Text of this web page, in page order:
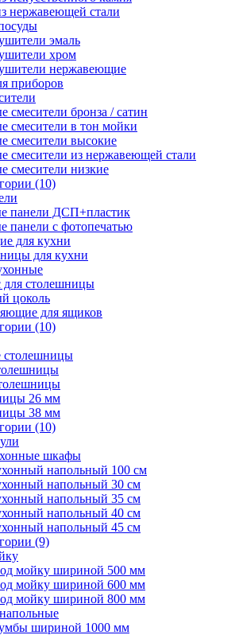
нержавеющей стали
эмаль
хром
нержавеющие
приборов
смесители бронза / сатин
смесители в тон мойки
смесители высокие
смесители из нержавеющей стали
смесители низкие
(10)
панели ДСП+пластик
панели с фотопечатью
для кухни
для кухни
для столешницы
цоколь
для ящиков
(10)
столешницы
26 мм
38 мм
(10)
шкафы
напольный 100 см
напольный 30 см
напольный 35 см
напольный 40 см
напольный 45 см
(9)
мойку шириной 500 мм
мойку шириной 600 мм
мойку шириной 800 мм
шириной 1000 мм